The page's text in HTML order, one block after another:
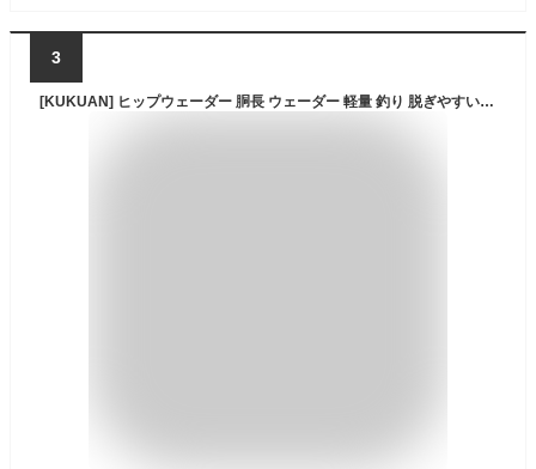
3
[KUKUAN] ヒップウェーダー 胴長 ウェーダー 軽量 釣り 脱ぎやすい 滑り止め 快乾 フィット感 渓流 (緑, 43)